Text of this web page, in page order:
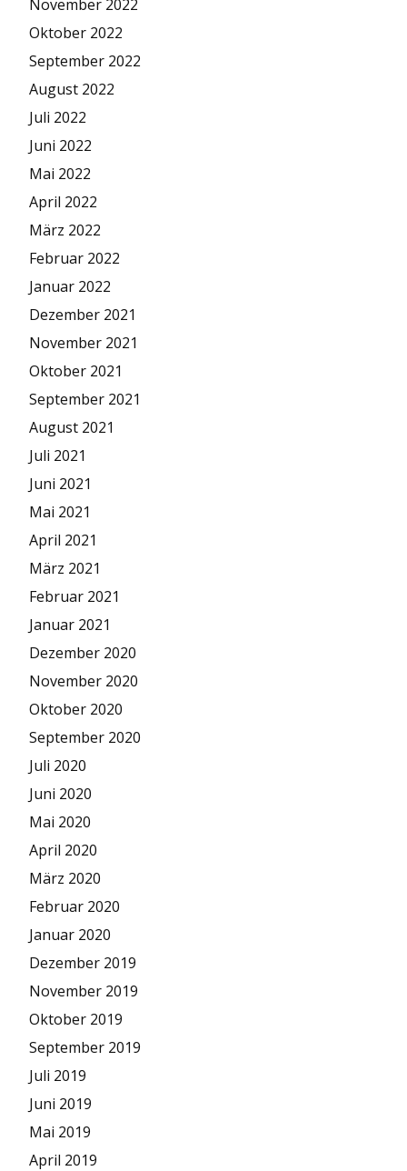
November 2022
Oktober 2022
September 2022
August 2022
Juli 2022
Juni 2022
Mai 2022
April 2022
März 2022
Februar 2022
Januar 2022
Dezember 2021
November 2021
Oktober 2021
September 2021
August 2021
Juli 2021
Juni 2021
Mai 2021
April 2021
März 2021
Februar 2021
Januar 2021
Dezember 2020
November 2020
Oktober 2020
September 2020
Juli 2020
Juni 2020
Mai 2020
April 2020
März 2020
Februar 2020
Januar 2020
Dezember 2019
November 2019
Oktober 2019
September 2019
Juli 2019
Juni 2019
Mai 2019
April 2019